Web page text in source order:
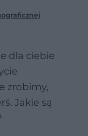
dla ciebie
zrobimy,
Jakie są